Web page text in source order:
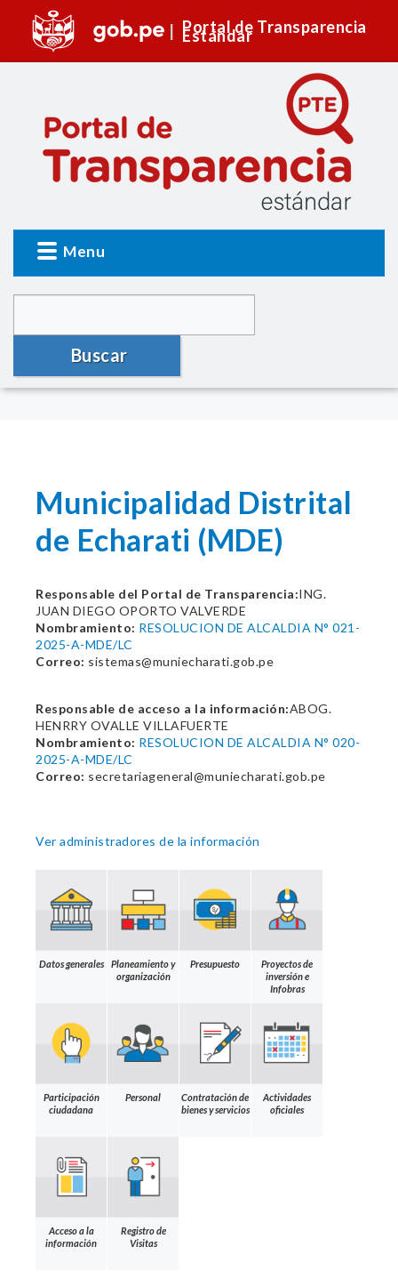
Portal de Transparencia
Estándar
Menu
Buscar
Municipalidad Distrital
de Echarati (MDE)
Responsable del Portal de Transparencia:ING.
JUAN DIEGO OPORTO VALVERDE
Nombramiento: RESOLUCION DE ALCALDIA N° 021-
2025-A-MDE/LC
Correo: sistemas@muniecharati.gob.pe
Responsable de acceso a la información:ABOG.
HENRRY OVALLE VILLAFUERTE
Nombramiento: RESOLUCION DE ALCALDIA N° 020-
2025-A-MDE/LC
Correo: secretariageneral@muniecharati.gob.pe
Ver administradores de la información
Datos generales
Planeamiento y
organización
Presupuesto
Proyectos de
inversión e
Infobras
Participación
ciudadana
Personal
Contratación de
bienes y servicios
Actividades
oficiales
Acceso a la
información
Registro de
Visitas